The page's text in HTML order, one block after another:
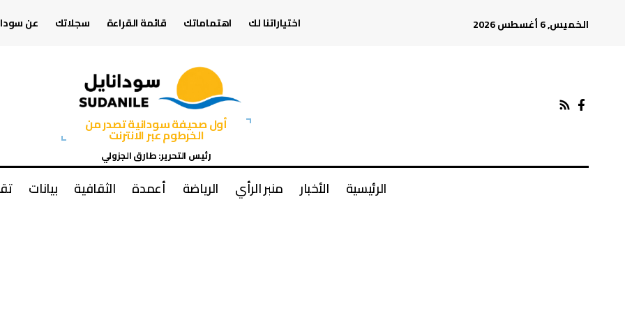
الخميس, 6 أغسطس 2026 اختياراتنا لك اهتماماتك قائمة القراءة سجلاتك عن
أول صحيفة سودانية تصدر من
الخرطوم عبر الانترنت
رئيس التحرير: طارق الجزولي
الرئيسية الأخبار منبر الرأي الرياضة أعمدة الثقافية بيانات